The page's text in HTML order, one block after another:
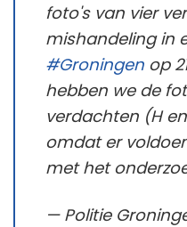
foto's van vier
mishandeling in
#Groningen op
hebben we de
verdachten (H
omdat er
met het
— Politie